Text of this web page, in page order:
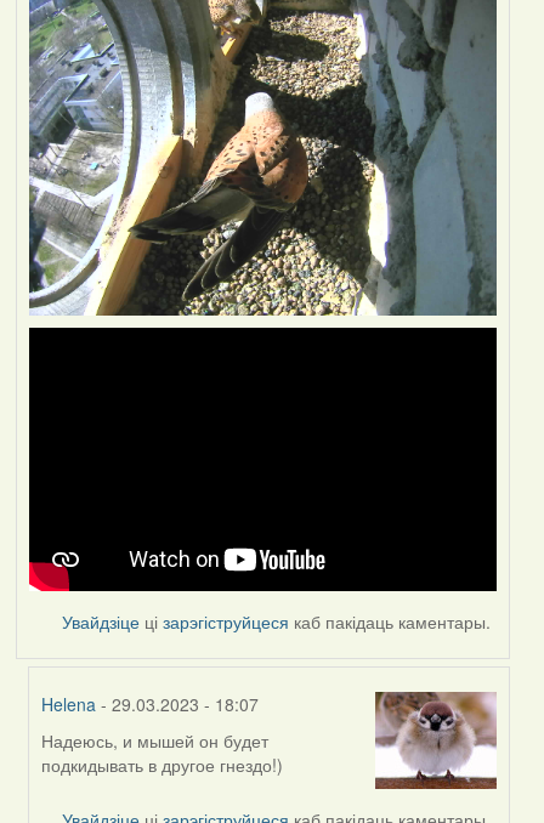
Увайдзіце цізарэгіструйцеся каб пакідаць каментары.
Helena - 29.03.2023 - 18:07
In
reply
Надеюсь, и мышей он будет
подкидывать в другое гнездо!)